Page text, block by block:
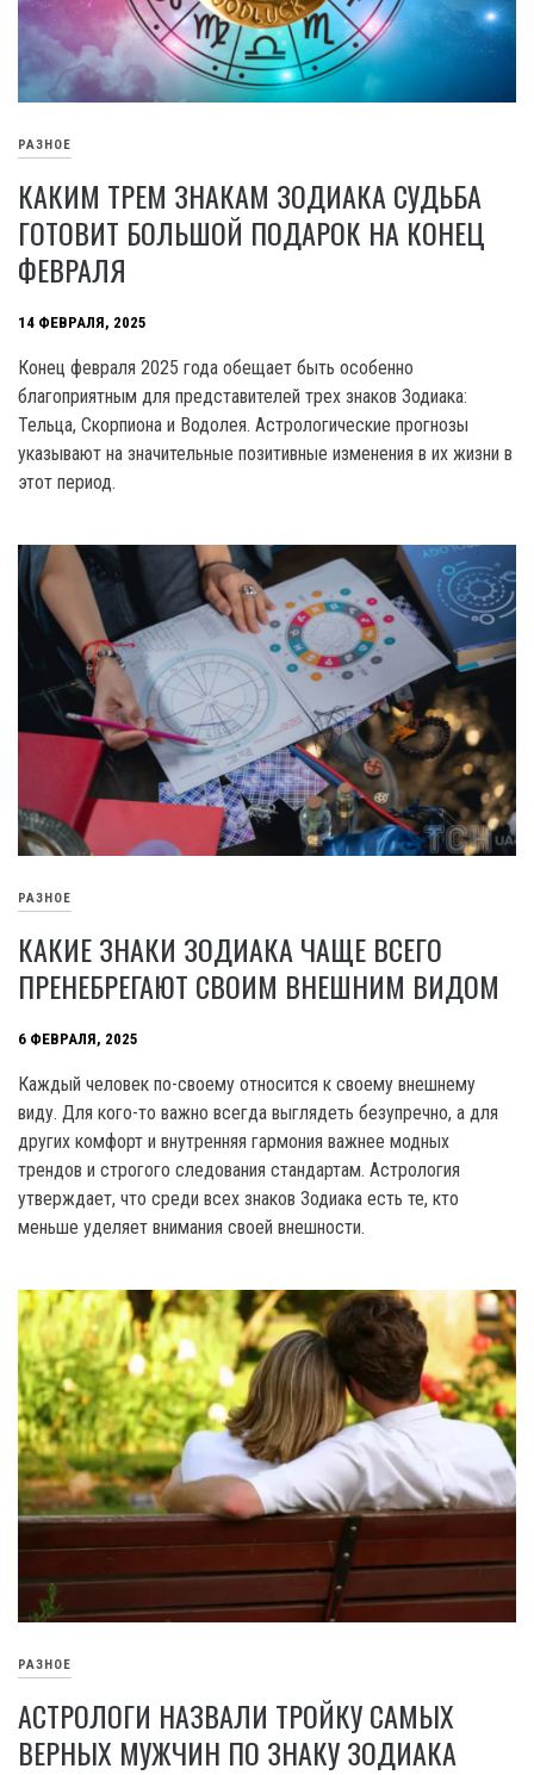
РАЗНОЕ
КАКИМ ТРЕМ ЗНАКАМ ЗОДИАКА СУДЬБА
ГОТОВИТ БОЛЬШОЙ ПОДАРОК НА КОНЕЦ
ФЕВРАЛЯ
14 ФЕВРАЛЯ, 2025
Конец февраля 2025 года обещает быть особенно
благоприятным для представителей трех знаков Зодиака:
Тельца, Скорпиона и Водолея. Астрологические прогнозы
указывают на значительные позитивные изменения в их жизни в
этот период.
РАЗНОЕ
КАКИЕ ЗНАКИ ЗОДИАКА ЧАЩЕ ВСЕГО
ПРЕНЕБРЕГАЮТ СВОИМ ВНЕШНИМ ВИДОМ
6 ФЕВРАЛЯ, 2025
Каждый человек по-своему относится к своему внешнему
виду. Для кого-то важно всегда выглядеть безупречно, а для
других комфорт и внутренняя гармония важнее модных
трендов и строгого следования стандартам. Астрология
утверждает, что среди всех знаков Зодиака есть те, кто
меньше уделяет внимания своей внешности.
РАЗНОЕ
АСТРОЛОГИ НАЗВАЛИ ТРОЙКУ САМЫХ
ВЕРНЫХ МУЖЧИН ПО ЗНАКУ ЗОДИАКА